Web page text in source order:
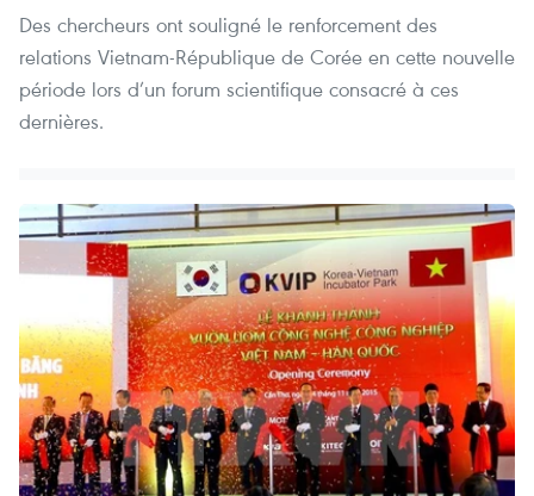
Des chercheurs ont souligné le renforcement des
relations Vietnam-République de Corée en cette nouvelle
période lors d’un forum scientifique consacré à ces
dernières.